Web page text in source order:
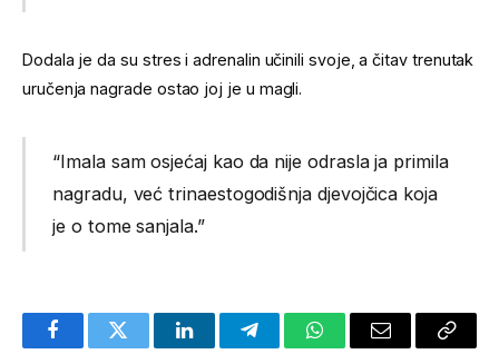
Dodala je da su stres i adrenalin učinili svoje, a čitav trenutak
uručenja nagrade ostao joj je u magli.
“Imala sam osjećaj kao da nije odrasla ja primila
nagradu, već trinaestogodišnja djevojčica koja
je o tome sanjala.”
FacebookTwitter LinkedInTelegramWhatsAppEmail
Copy